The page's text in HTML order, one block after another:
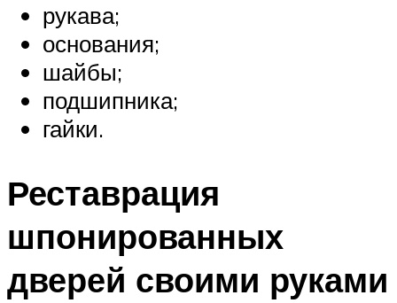
рукава;
основания;
шайбы;
подшипника;
гайки.
Реставрация
шпонированных
дверей своими руками